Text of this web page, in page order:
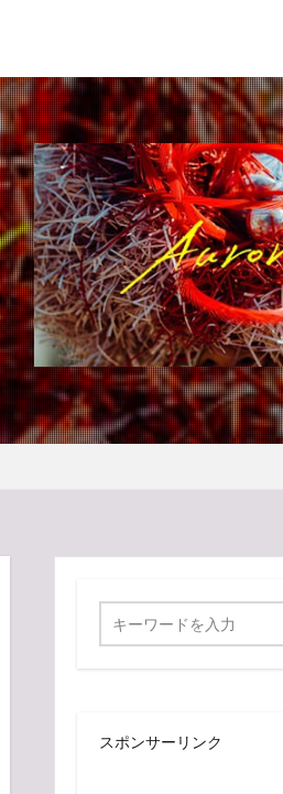
スポンサーリンク